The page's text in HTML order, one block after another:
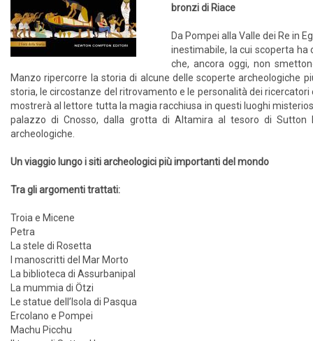
bronzi di Riace
Da Pompei alla Valle dei Re in
inestimabile, la cui scoperta ha
che, ancora oggi, non
Manzo ripercorre la storia di alcune delle scoperte archeologiche
storia, le circostanze del ritrovamento e le personalità dei
mostrerà al lettore tutta la magia racchiusa in questi luoghi
palazzo di Cnosso, dalla grotta di Altamira al tesoro di
archeologiche.
Un viaggio lungo i siti archeologici più importanti del mondo
Tra gli argomenti trattati:
Troia e Micene
Petra
La stele di Rosetta
I manoscritti del Mar Morto
La biblioteca di Assurbanipal
La mummia di Ötzi
Le statue dell’Isola di Pasqua
Ercolano e Pompei
Machu Picchu